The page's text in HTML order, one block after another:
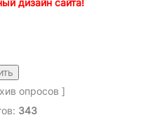
опросов ]
343